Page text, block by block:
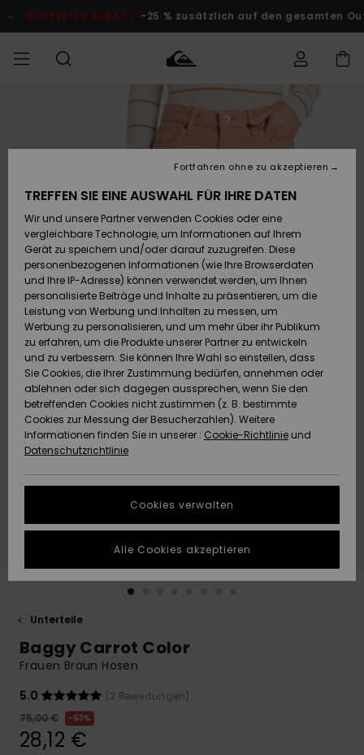
ProduktinformationRABATT -25 % zusätzlich auf den gesamten Outlet-
Kleidung
Accessoires
Schuhe&
Flip-Flops
Surf
Snow
Brandneu
Highlights
Kleidung
Accessoires
Schuhe&
Flip-Flops
Surf
Snow
Brandneu
Highlights
FRAUEN
Shop
Brandneu
Highlights
Snow
SURF
Surf Shop
Männer
Kinder
Highlights
Community
SNOW
Snow Shop
Männer
Snow Shop
Kinder
Snow Shop
Damen
Highlights
Community
DOPPELTER
RABATT
Outlet
Herren
KINDER
Outlet
Frauen
HILFE & KONTAKT
Auf meine
Bestellung
zugreifen
Retouren
Bezahlung
Geschenkkarte
Quiksilver
Freedom
Datenschutz
Starten Sie eine
um die
schnellste
Antwort auf Ihre
die häufigsten
Fragen sowie
NACHHALTIGKEIT
SHOPS
QUIKSILVER APP
WUNSCHLISTE
Unterteile
Baggy Carrot Color
Frauen Braun Hosen
5.0
(2 Bewertungen)
75,00 €
63%
28,12 €
TREFFEN SIE EINE AUSWAHL FÜR IHRE DATEN
Wir und unsere Partner verwenden Cookies oder eine
vergleichbare Technologie, um Informationen auf Ihrem
Gerät zu speichern und/oder darauf zuzugreifen. Diese
personenbezogenen Informationen (wie Ihre Browserdaten
und Ihre IP-Adresse) können verwendet werden, um Ihnen
personalisierte Beiträge und Inhalte zu präsentieren, um die
Leistung von Werbung und Inhalten zu messen, um
Werbung zu personalisieren, und um mehr über ihr Publikum
zu erfahren, um die Produkte unserer Partner zu entwickeln
und zu verbessern. Sie können Ihre Wahl so einstellen, dass
Sie Cookies, die Ihrer Zustimmung bedürfen, annehmen oder
ablehnen oder sich dagegen aussprechen, wenn Sie den
betreffenden Cookies nicht zustimmen (z. B. bestimmte
Cookies zur Messung der Besucherzahlen). Weitere
Informationen finden Sie in unserer : Cookie-Richtlinie und
Datenschutzrichtlinie
Cookies verwalten
Fortfahren ohne zu akzeptieren
Alle Cookies akzeptieren